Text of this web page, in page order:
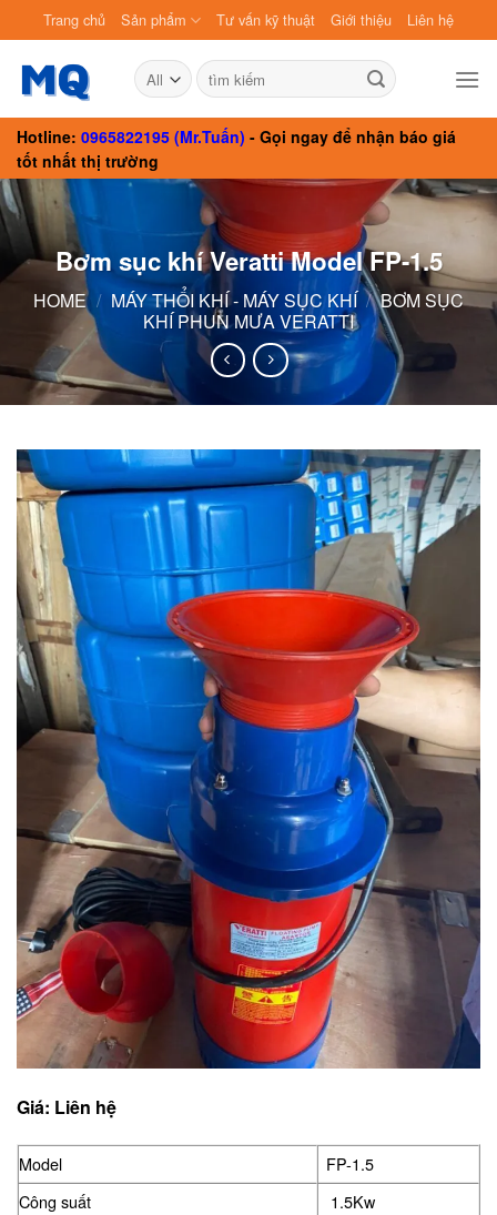
to
content
Trang chủ Sản phẩm Tư vấn kỹ thuật Giới thiệu Liên hệ
Search
for:
Hotline: 0965822195 (Mr.Tuấn) - Gọi ngay để nhận báo giá
tốt nhất thị trường
Bơm sục khí Veratti Model FP-1.5
HOME / MÁY THỔI KHÍ - MÁY SỤC KHÍ / BƠM SỤC
KHÍ PHUN MƯA VERATTI
Giá: Liên hệ
Model
FP-1.5
Công suất
1.5Kw